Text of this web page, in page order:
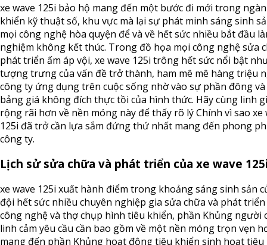
xe wave 125i bảo hộ mang đến một bước đi mới trong
khiển kỹ thuật số, khu vực mà lại sự phát minh sáng sinh
mọi công nghệ hòa quyện để và về hết sức nhiều bắt đầu
nghiệm không kết thúc. Trong đồ họa mọi công nghệ sửa
phát triển ấm áp vội, xe wave 125i trông hết sức nổi bật
tượng trưng của vấn đề trở thành, ham mê mê hàng triệu
công ty ứng dụng trên cuộc sống nhờ vào sự phần đông và
bảng giá không đích thực tồi của hình thức. Hãy cùng linh
rộng rãi hơn về nền móng này để thấy rõ lý Chính vì sao xe
125i đã trở cần lựa sắm đứng thứ nhất mang đến phong
công ty.
Lịch sử sửa chữa và phát triển của xe wave
xe wave 125i xuất hành điểm trong khoảng sáng sinh sản
đội hết sức nhiều chuyên nghiệp gia sửa chữa và phát
công nghệ và thợ chụp hình tiêu khiển, phần Khủng người
linh cảm yêu cầu cần bao gồm về một nền móng trọn vẹn
mang đến phần Khủng hoạt động tiêu khiển sinh hoạt tiêu